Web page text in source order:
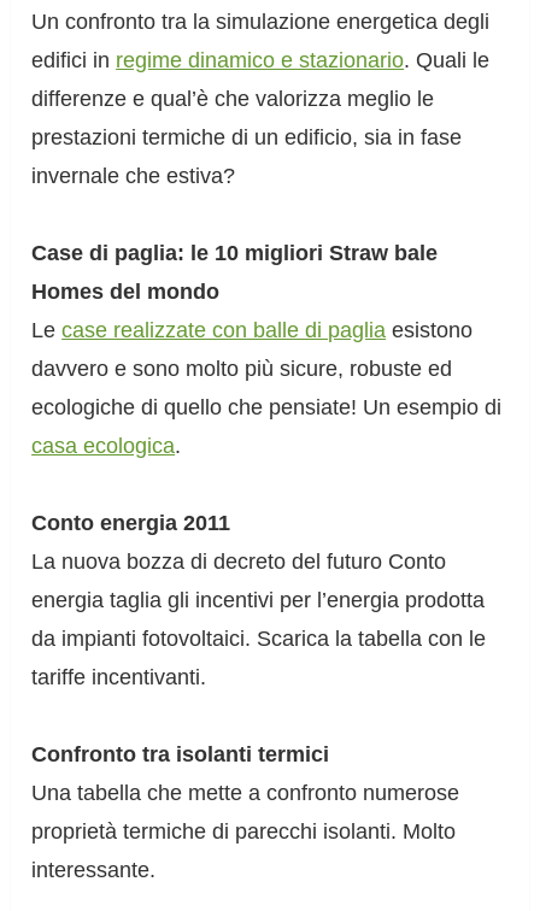
Un confronto tra la simulazione energetica degli
edifici in regime dinamico e stazionario. Quali le
differenze e qual’è che valorizza meglio le
prestazioni termiche di un edificio, sia in fase
invernale che estiva?
Case di paglia: le 10 migliori Straw bale
Homes del mondo
Lecase realizzate con balle di paglia esistono
davvero e sono molto più sicure, robuste ed
ecologiche di quello che pensiate! Un esempio di
casa ecologica.
Conto energia 2011
La nuova bozza di decreto del futuro Conto
energia taglia gli incentivi per l’energia prodotta
da impianti fotovoltaici. Scarica la tabella con le
tariffe incentivanti.
Confronto tra isolanti termici
Una tabella che mette a confronto numerose
proprietà termiche di parecchi isolanti. Molto
interessante.